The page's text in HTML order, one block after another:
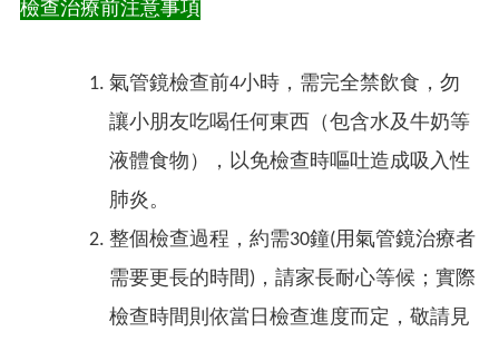
檢查治療前注意事項
氣管鏡檢查前4小時，需完全禁飲食，勿
讓小朋友吃喝任何東西（包含水及牛奶等
液體食物），以免檢查時嘔吐造成吸入性
肺炎。
整個檢查過程，約需30鐘(用氣管鏡治療者
需要更長的時間)，請家長耐心等候；實際
檢查時間則依當日檢查進度而定，敬請見